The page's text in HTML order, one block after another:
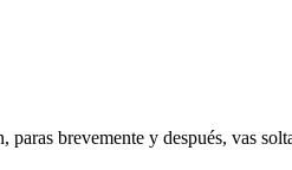
brevemente y después, vas